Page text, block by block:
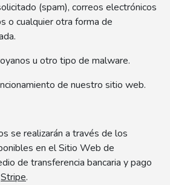
(spam), correos electrónicos
o cualquier otra forma de
u otro tipo de malware.
de nuestro sitio web.
se realizarán a través de los
en el Sitio Web de
de transferencia bancaria y pago
Stripe.